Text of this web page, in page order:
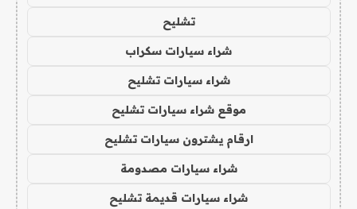
تشليح
شراء سيارات سكراب
شراء سيارات تشليح
موقع شراء سيارات تشليح
ارقام يشترون سيارات تشليح
شراء سيارات مصدومة
شراء سيارات قديمة تشليح